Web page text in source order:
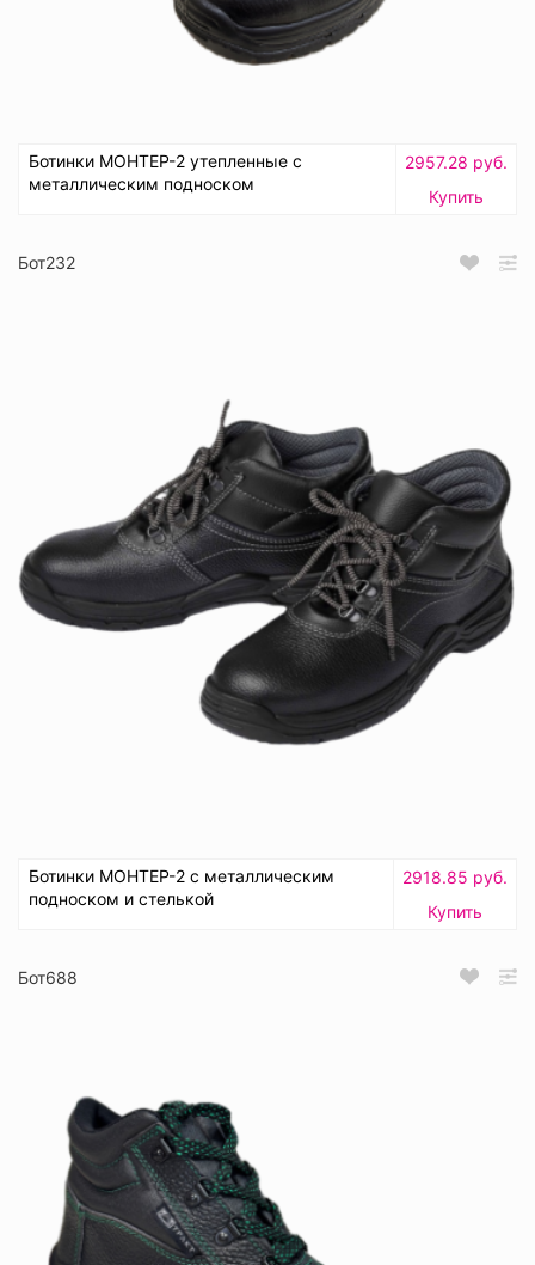
Ботинки МОНТЕР-2 утепленные с
металлическим подноском
2957.28 руб.
Купить
Бот232
Ботинки МОНТЕР-2 с металлическим
подноском и стелькой
2918.85 руб.
Купить
Бот688